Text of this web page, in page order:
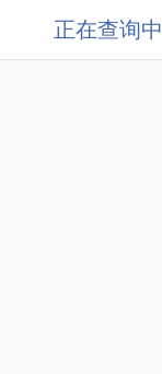
正在查询中